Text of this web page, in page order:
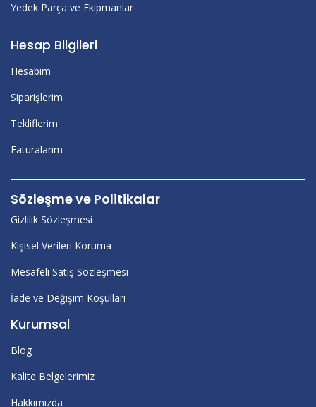
Yedek Parça ve Ekipmanlar
Hesap Bilgileri
Hesabım
Siparişlerim
Tekliflerim
Faturalarım
Sözleşme ve Politikalar
Gizlilik Sözleşmesi
Kişisel Verileri Koruma
Mesafeli Satış Sözleşmesi
İade ve Değişim Koşulları
Kurumsal
Blog
Kalite Belgelerimiz
Hakkımızda